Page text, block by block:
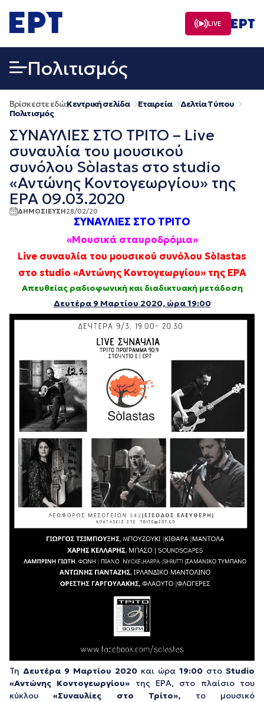
σε
περιεχόμενο
LIVE
Πολιτισμός
Βρίσκεστε εδώ:Κεντρική σελίδα Εταιρεία
Δελτία Τύπου
Πολιτισμός
ΣΥΝΑΥΛΙΕΣ ΣΤΟ ΤΡΙΤΟ – Live
συναυλία του μουσικού
συνόλου Sòlastas στο studio
«Αντώνης Κοντογεωργίου» της
ΕΡΑ 09.03.2020
ΔΗΜΟΣΙΕΥΣΗ28/02/20
ΣΥΝΑΥΛΙΕΣ ΣΤΟ ΤΡΙΤΟ
«Μουσικά σταυροδρόμια»
Live συναυλία του μουσικού συνόλου Sòlastas
στο studio «Αντώνης Κοντογεωργίου» της ΕΡΑ
Απευθείας ραδιοφωνική και διαδικτυακή μετάδοση
Δευτέρα 9 Μαρτίου 2020, ώρα 19:00
Τη Δευτέρα 9 Μαρτίου 2020 και ώρα 19:00 στο Studio
«Αντώνης Κοντογεωργίου» της ΕΡΑ, στο πλαίσιο του
κύκλου«Συναυλίες στο Τρίτο», το μουσικό